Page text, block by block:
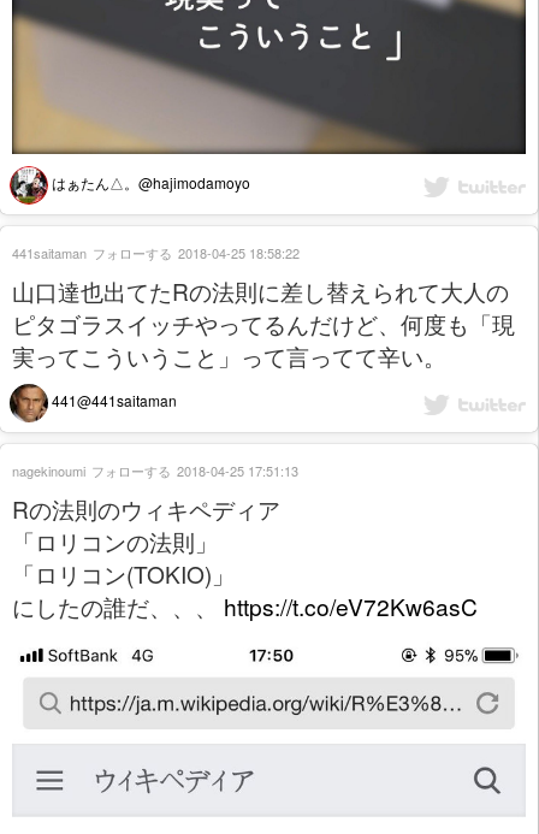
はぁたん△。@hajimodamoyo
山口達也出てたRの法則に差し替えられて大人の
ピタゴラスイッチやってるんだけど、何度も「現
実ってこういうこと」って言ってて辛い。
441@441saitaman
441saitaman フォローする 2018-04-25 18:58:22
Rの法則のウィキペディア
「ロリコンの法則」
「ロリコン(TOKIO)」
にしたの誰だ、、、 https://t.co/eV72Kw6asC
nagekinoumi フォローする 2018-04-25 17:51:13